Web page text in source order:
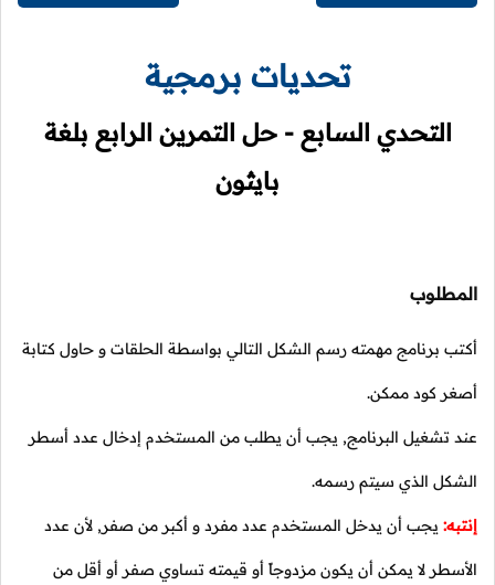
تحديات برمجية
التحدي السابع - حل التمرين الرابع بلغة
بايثون
المطلوب
أكتب برنامج مهمته رسم الشكل التالي بواسطة الحلقات و حاول كتابة
أصغر كود ممكن.
عند تشغيل البرنامج, يجب أن يطلب من المستخدم إدخال عدد أسطر
الشكل الذي سيتم رسمه.
إنتبه: يجب أن يدخل المستخدم عدد مفرد و أكبر من صفر, لأن عدد
الأسطر لا يمكن أن يكون مزدوجاً أو قيمته تساوي صفر أو أقل من